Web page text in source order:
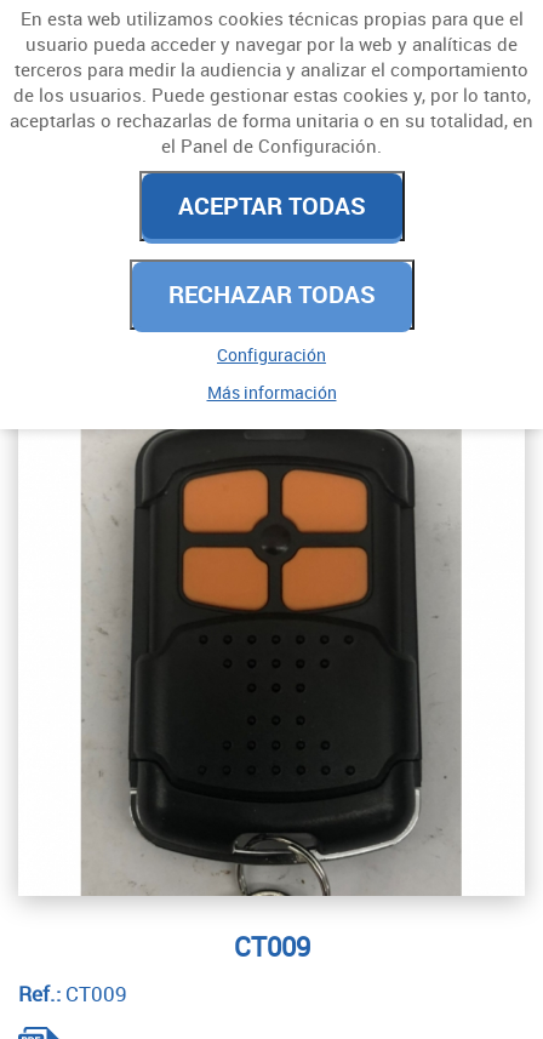
MANDOS A DISTANCIA
COMPATIBLES
PROGRAMABLES
CT009
Ref.: CT009
En esta web utilizamos cookies técnicas propias para que el
usuario pueda acceder y navegar por la web y analíticas de
terceros para medir la audiencia y analizar el comportamiento
de los usuarios. Puede gestionar estas cookies y, por lo tanto,
aceptarlas o rechazarlas de forma unitaria o en su totalidad, en
el Panel de Configuración.
ACEPTAR TODAS
RECHAZAR TODAS
Configuración
Más información